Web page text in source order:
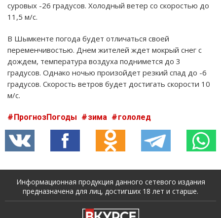
суровых -26 градусов. Холодный ветер со скоростью до
11,5 м/с.
В Шымкенте погода будет отличаться своей
переменчивостью. Днем жителей ждет мокрый снег с
дождем, температура воздуха поднимется до 3
градусов. Однако ночью произойдет резкий спад до -6
градусов. Скорость ветров будет достигать скорости 10
м/с.
ПрогнозПогоды зима гололед
Информационная продукция данного сетевого издания
предназначена для лиц, достигших 18 лет и старше.